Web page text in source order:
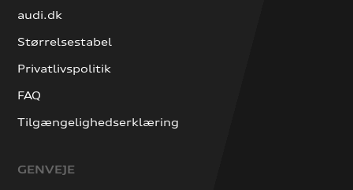
audi.dk
Størrelsestabel
Privatlivspolitik
FAQ
Tilgængelighedserklæring
GENVEJE